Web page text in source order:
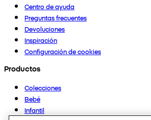
Centro de ayuda
Preguntas frecuentes
Devoluciones
Inspiración
Configuración de cookies
Productos
Colecciones
Bebé
Infantil